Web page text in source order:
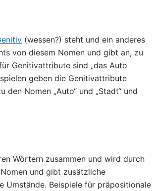
(wessen?) steht und ein anderes
von diesem Nomen und gibt an, zu
Genitivattribute sind „das Auto
geben die Genitivattribute
den Nomen „Auto“ und „Stadt“ und
Wörtern zusammen und wird durch
und gibt zusätzliche
Umstände. Beispiele für präpositionale